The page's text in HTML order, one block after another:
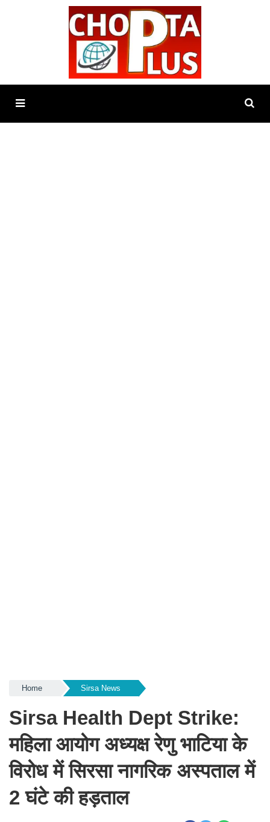
Home Sirsa News
Sirsa Health Dept Strike:
महिला आयोग अध्यक्ष रेणु भाटिया के
विरोध में सिरसा नागरिक अस्पताल में
2 घंटे की हड़ताल